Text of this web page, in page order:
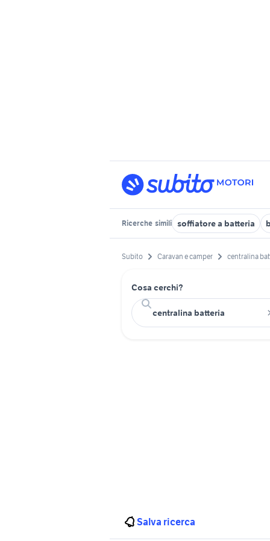
Ricerche simili soffiatore a batteria
Subito Caravan e camper centralina
Cosa cerchi?
Salva ricerca